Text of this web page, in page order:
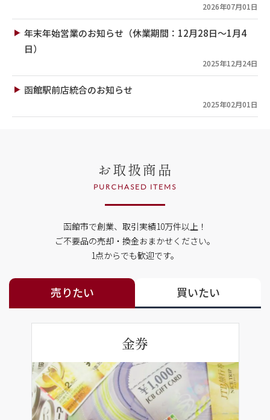
2026年07月01日
年末年始営業のお知らせ（休業期間：12月28日～1月4
日）
2025年12月24日
函館駅前店統合のお知らせ
2025年02月01日
お取扱商品
PURCHASED ITEMS
函館市で創業、取引実績10万件以上！
ご不要品の売却・換金おまかせください。
1点からでも歓迎です。
売りたい 買いたい
金券